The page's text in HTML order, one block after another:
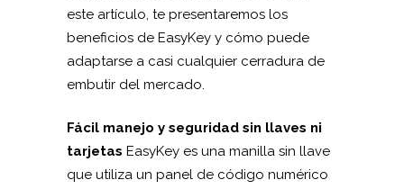
este artículo, te presentaremos los
beneficios de EasyKey y cómo puede
adaptarse a casi cualquier cerradura de
embutir del mercado.
Fácil manejo y seguridad sin llaves ni
tarjetas EasyKey es una manilla sin llave
que utiliza un panel de código numérico